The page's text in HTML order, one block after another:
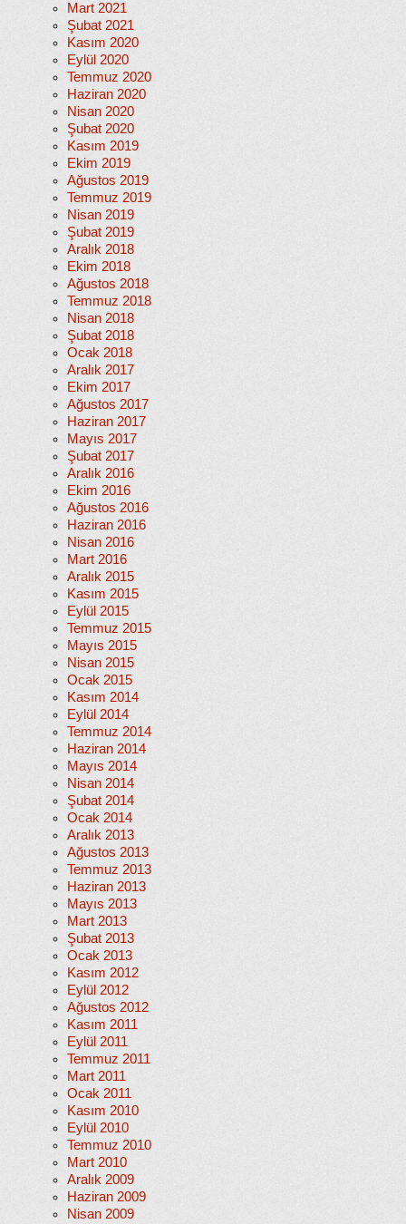
Mart 2021
Şubat 2021
Kasım 2020
Eylül 2020
Temmuz 2020
Haziran 2020
Nisan 2020
Şubat 2020
Kasım 2019
Ekim 2019
Ağustos 2019
Temmuz 2019
Nisan 2019
Şubat 2019
Aralık 2018
Ekim 2018
Ağustos 2018
Temmuz 2018
Nisan 2018
Şubat 2018
Ocak 2018
Aralık 2017
Ekim 2017
Ağustos 2017
Haziran 2017
Mayıs 2017
Şubat 2017
Aralık 2016
Ekim 2016
Ağustos 2016
Haziran 2016
Nisan 2016
Mart 2016
Aralık 2015
Kasım 2015
Eylül 2015
Temmuz 2015
Mayıs 2015
Nisan 2015
Ocak 2015
Kasım 2014
Eylül 2014
Temmuz 2014
Haziran 2014
Mayıs 2014
Nisan 2014
Şubat 2014
Ocak 2014
Aralık 2013
Ağustos 2013
Temmuz 2013
Haziran 2013
Mayıs 2013
Mart 2013
Şubat 2013
Ocak 2013
Kasım 2012
Eylül 2012
Ağustos 2012
Kasım 2011
Eylül 2011
Temmuz 2011
Mart 2011
Ocak 2011
Kasım 2010
Eylül 2010
Temmuz 2010
Mart 2010
Aralık 2009
Haziran 2009
Nisan 2009